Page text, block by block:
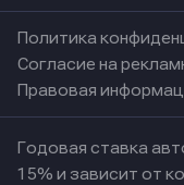
Политика
Согласие на
Правовая
Годовая ставка
15% и зависит от